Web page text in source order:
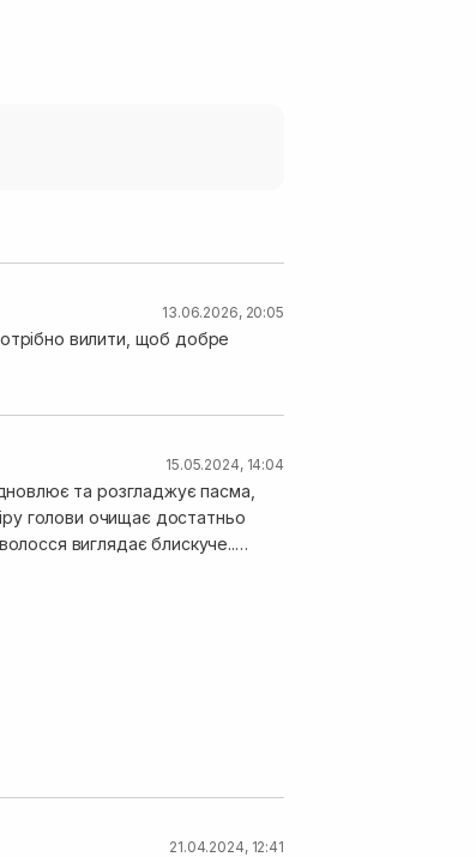
13.06.2026, 20:05
вилити, щоб добре
15.05.2024, 14:04
та розгладжує пасма,
голови очищає достатньо
виглядає блискуче..
його колір. Після
недоліком є - відсутність
21.04.2024, 12:41